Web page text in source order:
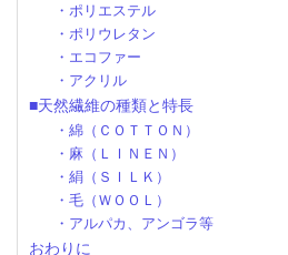
・ポリエステル
・ポリウレタン
・エコファー
・アクリル
■天然繊維の種類と特長
・綿（ＣＯＴＴＯＮ）
・麻（ＬＩＮＥＮ）
・絹（ＳＩＬＫ）
・毛（ＷＯＯＬ）
・アルパカ、アンゴラ等
おわりに